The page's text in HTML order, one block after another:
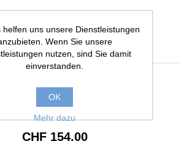
Aquarium
6mm
Inhalt: 64 Liter
CHF 154.00
helfen uns unsere Dienstleistungen
Wenn Sie unsere
nutzen, sind Sie damit
einverstanden.
OK
Mehr dazu